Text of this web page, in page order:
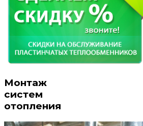
Монтаж
систем
отопления